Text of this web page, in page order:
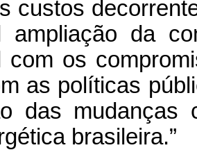
custos
ampliação da
com os
as políticas
das mudanças
brasileira.”